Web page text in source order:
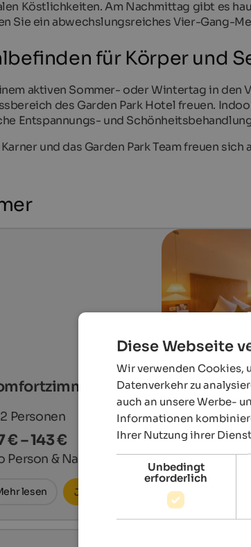
Köstlichkeiten. Am Nachmittag gibt es
Sie ein abwechslungsreiches Vier-Gang-
für Körper und
aktiven Sommer- oder Wintertag in den
des Garden Park Hotel freuen.
Entspannungs- und
und das Garden Park Team freuen sich
Garden
Personen
€ – 143 €
Person & Nacht
lesen Jetzt anfragen
Diese Webseite
Wir verwenden Cookies,
Datenverkehr zu
auch an unsere Werbe-
Informationen
Ihrer Nutzung ihrer
Unbedingt
erforderlich